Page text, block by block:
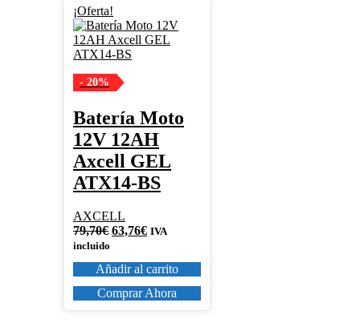
¡Oferta!
- 20%
Batería Moto
12V 12AH
Axcell GEL
ATX14-BS
AXCELL
79,70€ El
original
era:
79,70€.
63,76€El
actual
es:
63,76€.
IVA
incluido
Añadir al carrito
Comprar Ahora